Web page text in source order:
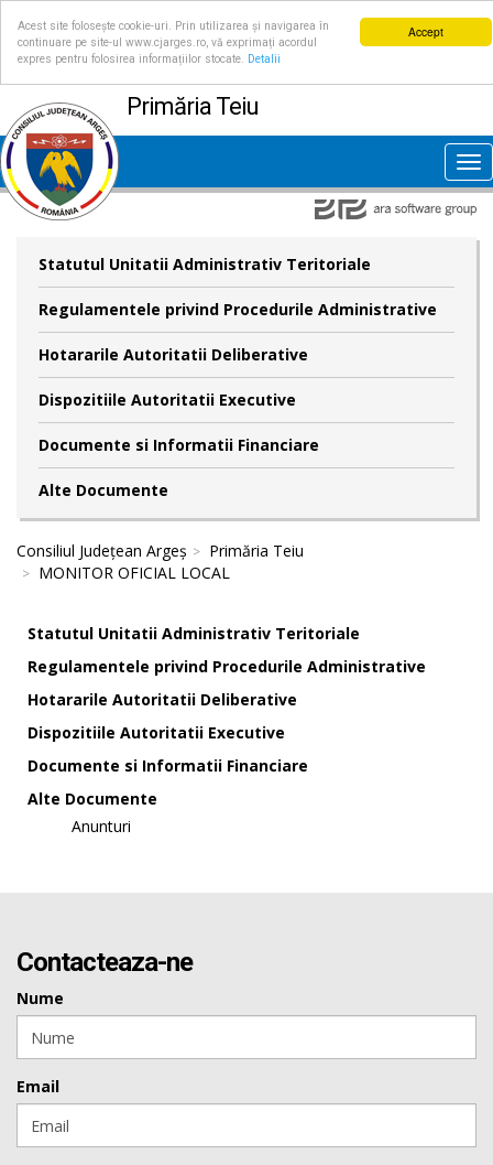
Accept
Acest site folosește cookie-uri. Prin utilizarea și navigarea în
continuare pe site-ul www.cjarges.ro, vă exprimați acordul
expres pentru folosirea informațiilor stocate.
Detalii
Primăria Teiu
Statutul Unitatii Administrativ Teritoriale
Regulamentele privind Procedurile Administrative
Hotararile Autoritatii Deliberative
Dispozitiile Autoritatii Executive
Documente si Informatii Financiare
Alte Documente
Consiliul Județean Argeș
Primăria Teiu
MONITOR OFICIAL LOCAL
Statutul Unitatii Administrativ Teritoriale
Regulamentele privind Procedurile Administrative
Hotararile Autoritatii Deliberative
Dispozitiile Autoritatii Executive
Documente si Informatii Financiare
Alte Documente
Anunturi
Contacteaza-ne
Nume
Email